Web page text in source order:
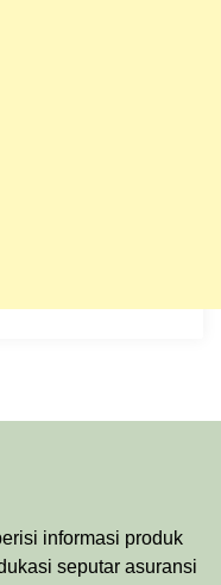
informasi produk
seputar asuransi